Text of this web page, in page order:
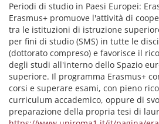
Periodi di studio in Paesi Europei:
Erasmus+ promuove l'attività di
tra le istituzioni di istruzione
per fini di studio (SMS) in tutte le
(dottorato compreso) e favorisce il
degli studi all'interno dello Spazio
superiore. Il programma Erasmus+
corsi e superare esami, con pieno
curriculum accademico, oppure di
preparazione della propria tesi di